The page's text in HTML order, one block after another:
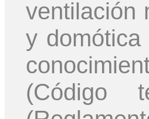
ventilación
y
(Código